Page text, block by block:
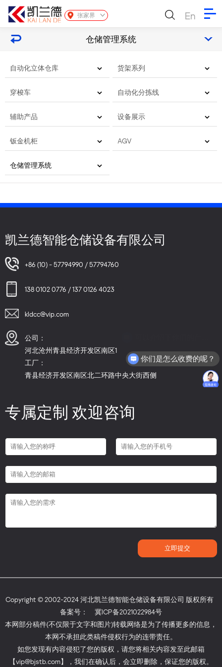
张家界 En
仓储管理系统
自动化立体仓库 货架系列
穿梭车 自动化分拣线
辅助产品 设备展示
钣金机柜 AGV
仓储管理系统
凯兰德智能仓储设备有限公司
+86 (10) - 57794990 / 57794760
138 0102 0776 / 137 0126 4023
kldcc@vip.com
公司：
河北沧州青县经济开发区南区1
工厂：
青县经济开发区南区北二环路中央大街西侧
专属定制 欢迎咨询
Copyright © 2002-2024 河北凯兰德智能仓储设备有限公司 版权所有
备案号：
冀ICP备2021022984号
本网部分稿件(不仅限于文字和图片)转载网络是为了传播更多的信息，
本网不承担此类稿件侵权行为的连带责任。
如您发现有内容侵犯了您的版权，请您将相关内容发至此邮箱
【vip@bjstb.com】，我们在确认后，会立即删除，保证您的版权。
你们是怎么收费的呢？